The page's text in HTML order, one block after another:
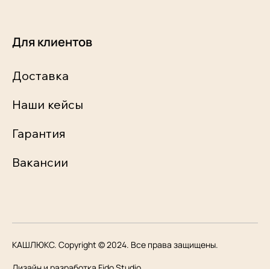
Для клиентов
Доставка
Наши кейсы
Гарантия
Вакансии
КАШЛЮКС. Copyright © 2024. Все права защищены.